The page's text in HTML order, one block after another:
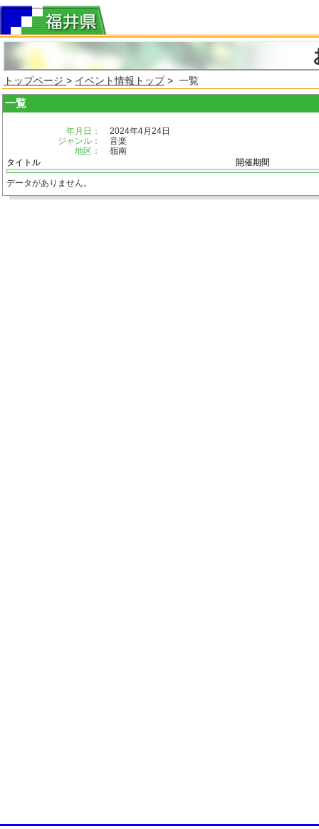
トップページ > イベント情報トップ> 一覧
一覧
年月日：
2024年4月24日
ジャンル：
音楽
地区：
嶺南
タイトル
開催期間
データがありません。